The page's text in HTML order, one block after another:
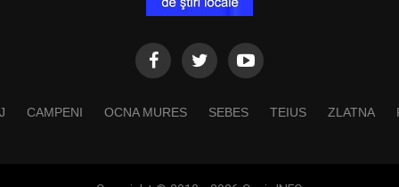
CAMPENI OCNA MURES SEBES TEIUS ZLATNA